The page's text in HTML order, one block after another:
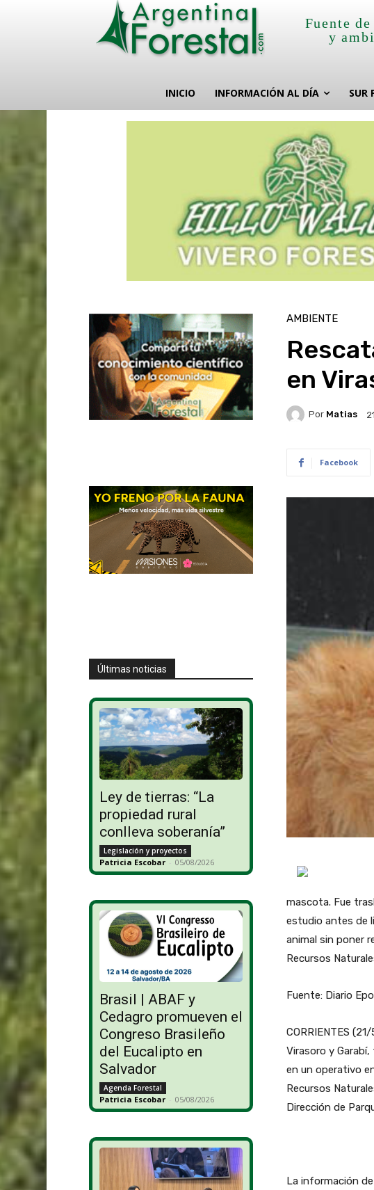
Fuente
y
INICIO INFORMACIÓN AL DÍA SUR
Últimas noticias
Ley de tierras: “La
propiedad rural
conlleva soberanía”
Legislación y proyectos
Patricia Escobar - 05/08/2026
Brasil | ABAF y
Cedagro promueven el
Congreso Brasileño
del Eucalipto en
Salvador
Agenda Forestal
Patricia Escobar - 05/08/2026
AMBIENTE
en
Por Matias
Facebook
mascota. Fue
estudio antes de
animal sin poner
Recursos
Fuente: Diario
CORRIENTES
Virasoro y
en un operativo
Recursos
Dirección de
La información